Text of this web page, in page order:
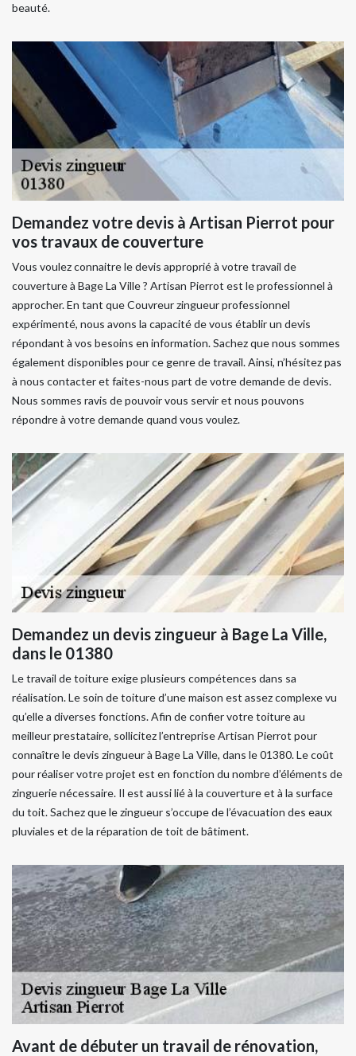
beauté.
Demandez votre devis à Artisan Pierrot pour
vos travaux de couverture
Vous voulez connaitre le devis approprié à votre travail de
couverture à Bage La Ville ? Artisan Pierrot est le professionnel à
approcher. En tant que Couvreur zingueur professionnel
expérimenté, nous avons la capacité de vous établir un devis
répondant à vos besoins en information. Sachez que nous sommes
également disponibles pour ce genre de travail. Ainsi, n’hésitez pas
à nous contacter et faites-nous part de votre demande de devis.
Nous sommes ravis de pouvoir vous servir et nous pouvons
répondre à votre demande quand vous voulez.
Demandez un devis zingueur à Bage La Ville,
dans le 01380
Le travail de toiture exige plusieurs compétences dans sa
réalisation. Le soin de toiture d’une maison est assez complexe vu
qu’elle a diverses fonctions. Afin de confier votre toiture au
meilleur prestataire, sollicitez l’entreprise Artisan Pierrot pour
connaître le devis zingueur à Bage La Ville, dans le 01380. Le coût
pour réaliser votre projet est en fonction du nombre d’éléments de
zinguerie nécessaire. Il est aussi lié à la couverture et à la surface
du toit. Sachez que le zingueur s’occupe de l’évacuation des eaux
pluviales et de la réparation de toit de bâtiment.
Avant de débuter un travail de rénovation,